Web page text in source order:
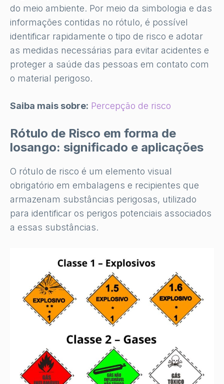
do meio ambiente. Por meio da simbologia e das
informações contidas no rótulo, é possível
identificar rapidamente o tipo de risco e adotar
as medidas necessárias para evitar acidentes e
proteger a saúde das pessoas em contato com
o material perigoso.
Saiba mais sobre: Percepção de risco
Rótulo de Risco em forma de
losango: significado e aplicações
O rótulo de risco é um elemento visual
obrigatório em embalagens e recipientes que
armazenam substâncias perigosas, utilizado
para identificar os perigos potenciais associados
a essas substâncias.